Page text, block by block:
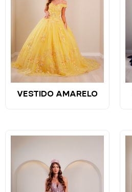
VESTIDO AMARELO